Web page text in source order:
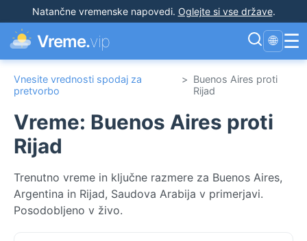
Natančne vremenske napovedi. Oglejte si vse države.
Vreme.vip 🌐 ☰
Vnesite vrednosti spodaj za
pretvorbo
> Buenos Aires proti
Rijad
Vreme: Buenos Aires proti
Rijad
Trenutno vreme in ključne razmere za Buenos Aires,
Argentina in Rijad, Saudova Arabija v primerjavi.
Posodobljeno v živo.